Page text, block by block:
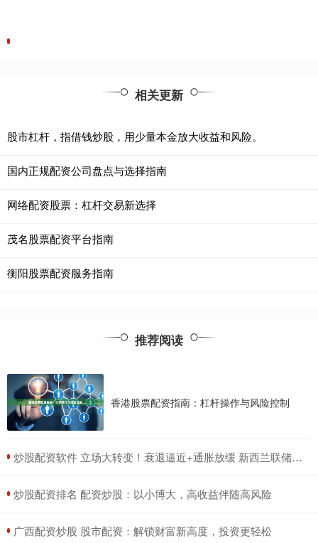
相关更新
股市杠杆，指借钱炒股，用少量本金放大收益和风险。
国内正规配资公司盘点与选择指南
网络配资股票：杠杆交易新选择
茂名股票配资平台指南
衡阳股票配资服务指南
推荐阅读
香港股票配资指南：杠杆操作与风险控制
​炒股配资软件 立场大转变！衰退逼近+通胀放缓 新西兰联储意外降息25基点
​炒股配资排名 配资炒股：以小博大，高收益伴随高风险
​广西配资炒股 股市配资：解锁财富新高度，投资更轻松